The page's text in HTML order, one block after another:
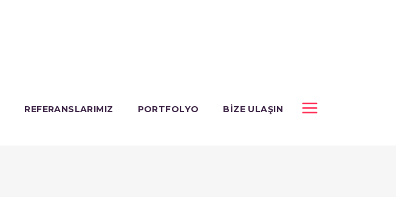
REFERANSLARIMIZ PORTFOLYO BIZE ULAŞIN